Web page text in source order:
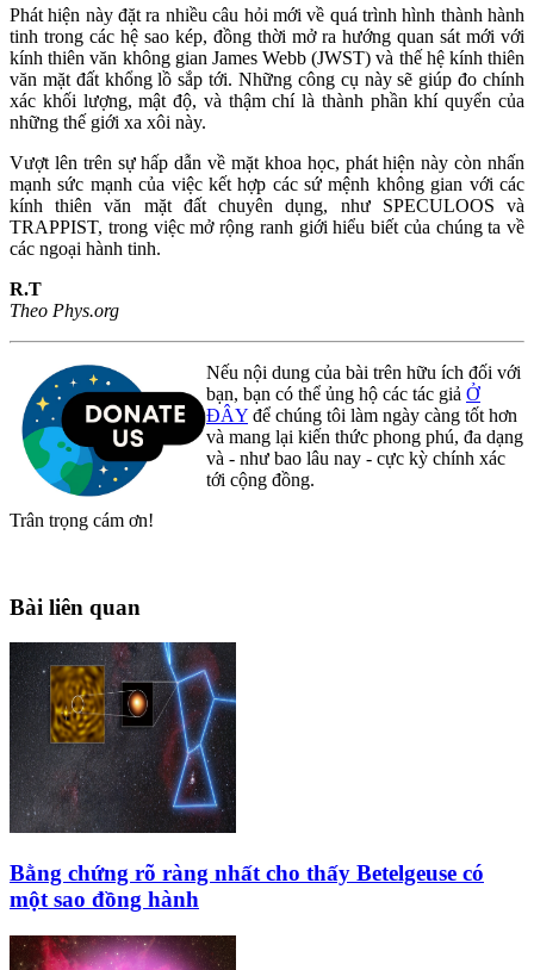
Phát hiện này đặt ra nhiều câu hỏi mới về quá trình hình thành hành
tinh trong các hệ sao kép, đồng thời mở ra hướng quan sát mới với
kính thiên văn không gian James Webb (JWST) và thế hệ kính thiên
văn mặt đất khổng lồ sắp tới. Những công cụ này sẽ giúp đo chính
xác khối lượng, mật độ, và thậm chí là thành phần khí quyển của
những thế giới xa xôi này.
Vượt lên trên sự hấp dẫn về mặt khoa học, phát hiện này còn nhấn
mạnh sức mạnh của việc kết hợp các sứ mệnh không gian với các
kính thiên văn mặt đất chuyên dụng, như SPECULOOS và
TRAPPIST, trong việc mở rộng ranh giới hiểu biết của chúng ta về
các ngoại hành tinh.
R.T
Theo Phys.org
Nếu nội dung của bài trên hữu ích đối với
bạn, bạn có thể ủng hộ các tác giả Ở
ĐÂY để chúng tôi làm ngày càng tốt hơn
và mang lại kiến thức phong phú, đa dạng
và - như bao lâu nay - cực kỳ chính xác
tới cộng đồng.
Trân trọng cám ơn!
Bài liên quan
Bằng chứng rõ ràng nhất cho thấy Betelgeuse có
một sao đồng hành